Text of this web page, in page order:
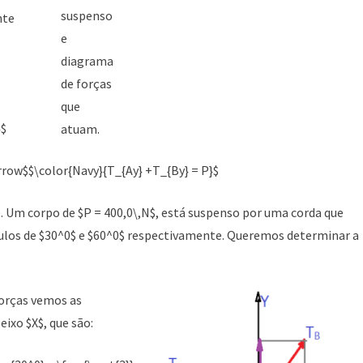
suspenso
e
diagrama
de forças
que
atuam.
+T_{By} = P}$
corpo de $P = 400,0\,N$, está suspenso por uma corda que
de $30^0$ e $60^0$ respectivamente. Queremos determinar a
vemos as
$X$, que são: